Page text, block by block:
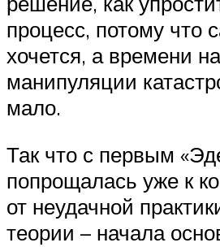
процесс, потому что
хочется, а времени
манипуляции
мало.
Так что с первым
попрощалась уже к
от неудачной
теории – начала